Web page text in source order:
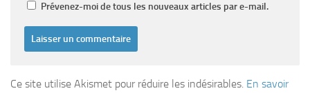
Prévenez-moi de tous les nouveaux articles par e-mail.
Ce site utilise Akismet pour réduire les indésirables. En savoir